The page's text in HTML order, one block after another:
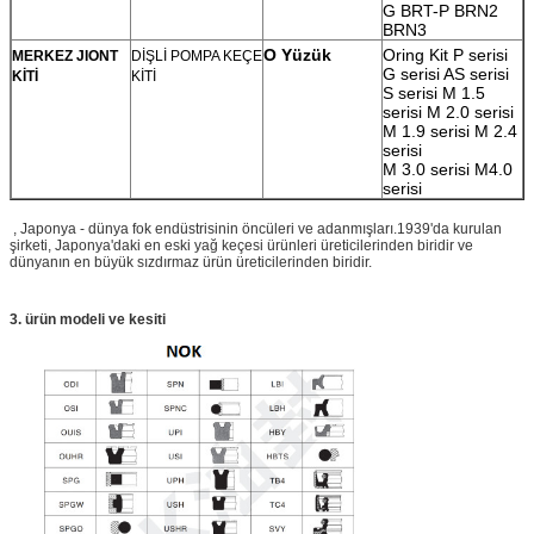
G BRT-P BRN2
BRN3
MERKEZ JIONT
KİTİ
DİŞLİ POMPA KEÇE
KİTİ
O Yüzük
Oring Kit P serisi
G serisi AS serisi
S serisi M 1.5
serisi M 2.0 serisi
M 1.9 serisi M 2.4
serisi
M 3.0 serisi M4.0
serisi
, Japonya - dünya fok endüstrisinin öncüleri ve adanmışları.1939'da kurulan
şirketi, Japonya'daki en eski yağ keçesi ürünleri üreticilerinden biridir ve
dünyanın en büyük sızdırmaz ürün üreticilerinden biridir.
3. ürün modeli ve kesiti